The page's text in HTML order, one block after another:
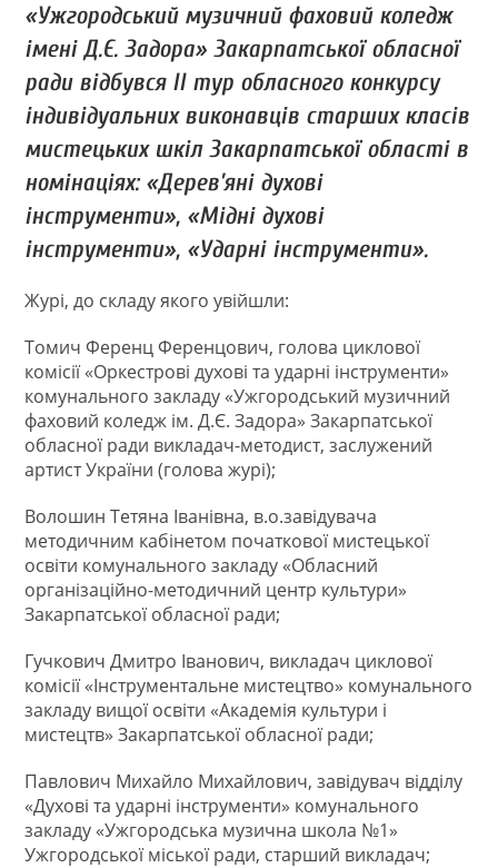
«Ужгородський музичний фаховий коледж
імені Д.Є. Задора» Закарпатської обласної
ради відбувся ІІ тур обласного конкурсу
індивідуальних виконавців старших класів
мистецьких шкіл Закарпатської області в
номінаціях: «Дерев’яні духові
інструменти», «Мідні духові
інструменти», «Ударні інструменти».
Журі, до складу якого увійшли:
Томич Ференц Ференцович, голова циклової
комісії «Оркестрові духові та ударні інструменти»
комунального закладу «Ужгородський музичний
фаховий коледж ім. Д.Є. Задора» Закарпатської
обласної ради викладач-методист, заслужений
артист України (голова журі);
Волошин Тетяна Іванівна, в.о.завідувача
методичним кабінетом початкової мистецької
освіти комунального закладу «Обласний
організаційно-методичний центр культури»
Закарпатської обласної ради;
Гучкович Дмитро Іванович, викладач циклової
комісії «Інструментальне мистецтво» комунального
закладу вищої освіти «Академія культури і
мистецтв» Закарпатської обласної ради;
Павлович Михайло Михайлович, завідувач відділу
«Духові та ударні інструменти» комунального
закладу «Ужгородська музична школа №1»
Ужгородської міської ради, старший викладач;